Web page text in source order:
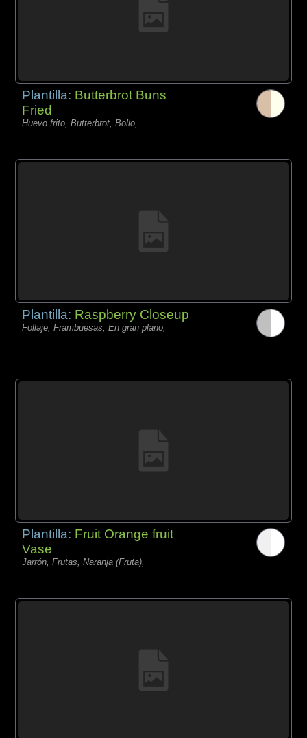
Plantilla: Butterbrot Buns
Fried
Huevo frito, Butterbrot, Bollo,
Plantilla: Raspberry Closeup
Follaje, Frambuesas, En gran plano,
Plantilla: Fruit Orange fruit
Vase
Jarrón, Frutas, Naranja (Fruta),